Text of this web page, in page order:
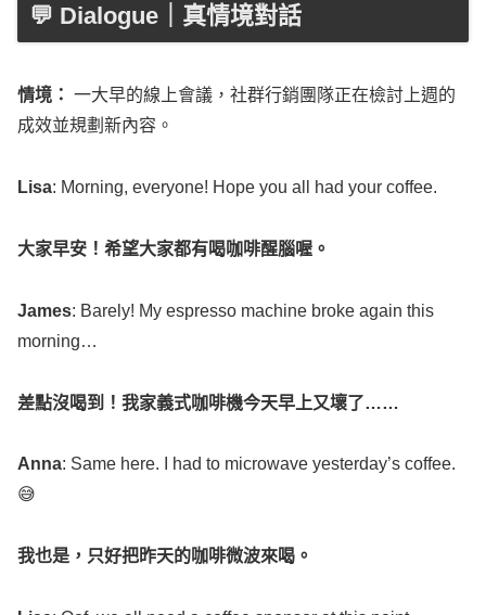
💬 Dialogue｜真情境對話
情境： 一大早的線上會議，社群行銷團隊正在檢討上週的
成效並規劃新內容。
Lisa: Morning, everyone! Hope you all had your coffee.
大家早安！希望大家都有喝咖啡醒腦喔。
James: Barely! My espresso machine broke again this
morning…
差點沒喝到！我家義式咖啡機今天早上又壞了……
Anna: Same here. I had to microwave yesterday’s coffee.
😅
我也是，只好把昨天的咖啡微波來喝。